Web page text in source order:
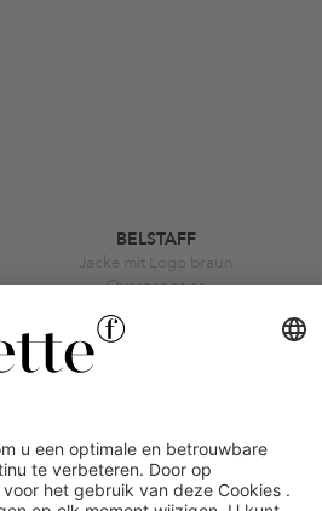
BELSTAFF
Jacke mit Logo braun
Overgangsjas
€ 325 € 256,20